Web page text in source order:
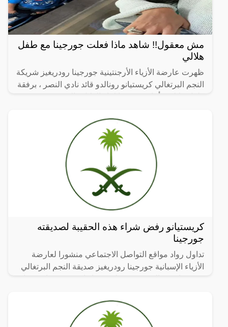
مش معقول!! شاهد ماذا فعلت جورجينا مع طفل
هلالي
ظهرت عارضة الأزياء الأرجنتينية جورجينا رودريغيز شريكة
النجم البرتغالي كريستيانو رونالدو قائد نادي النصر ، برفقة
كريستيانو رفض شراء هذه الحقيبة لصديقته
جورجينا
تداول رواد مواقع التواصل الاجتماعي منشورا لعارضة
الأزياء الإسبانية جورجينا رودريغيز صديقة النجم البرتغالي